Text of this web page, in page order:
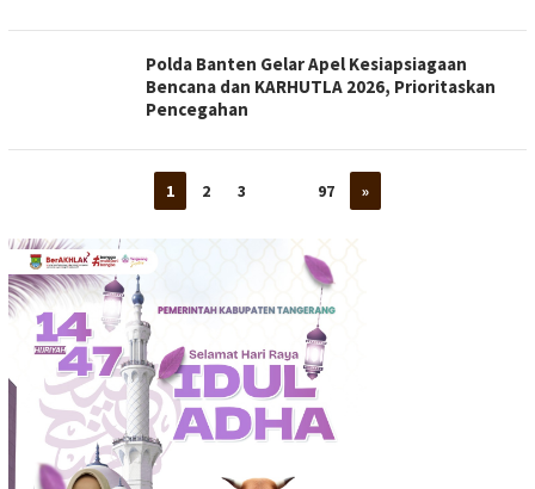
Polda Banten Gelar Apel Kesiapsiagaan
Bencana dan KARHUTLA 2026, Prioritaskan
Pencegahan
1 2 3 97 »